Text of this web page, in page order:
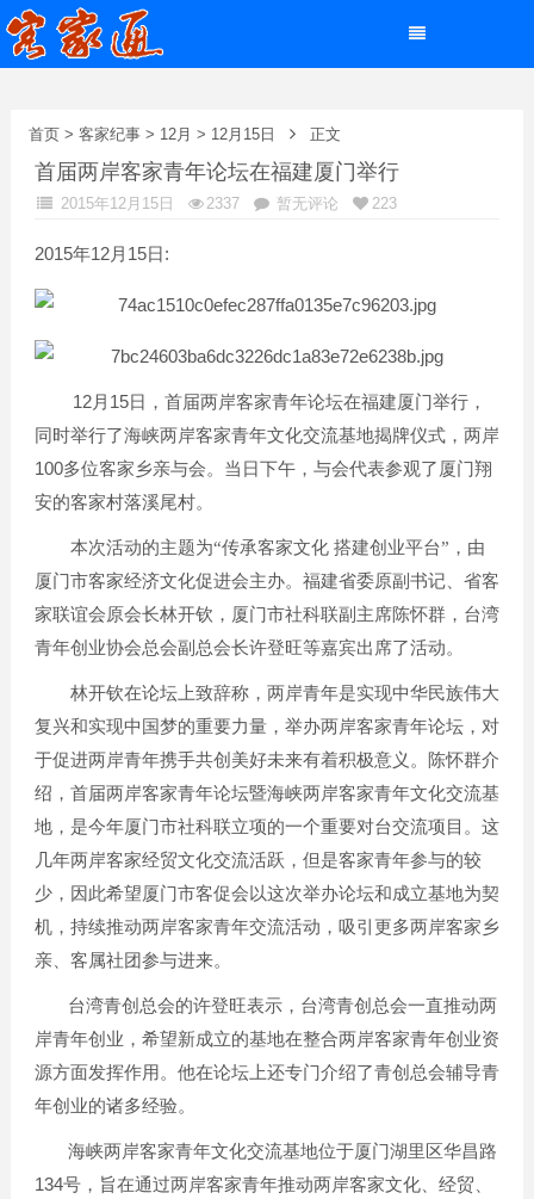
首页> 客家纪事> 12月 > 12月15日 正文
首届两岸客家青年论坛在福建厦门举行
2015年12月15日 2337 暂无评论 223
2015年12月15日:
12月 15日 ，首届两岸客家青年论坛在福建厦门举行，
同时举行了海峡两岸客家青年文化交流基地揭牌仪式，两岸
100多位客家乡亲与会。当日下午，与会代表参观了厦门翔
安的客家村落溪尾村。
本次活动的主题为“传承客家文化 搭建创业平台”，由
厦门市客家经济文化促进会主办。福建省委原副书记、省客
家联谊会原会长林开钦，厦门市社科联副主席陈怀群，台湾
青年创业协会总会副总会长许登旺等嘉宾出席了活动。
林开钦在论坛上致辞称，两岸青年是实现中华民族伟大
复兴和实现中国梦的重要力量，举办两岸客家青年论坛，对
于促进两岸青年携手共创美好未来有着积极意义。陈怀群介
绍，首届两岸客家青年论坛暨海峡两岸客家青年文化交流基
地，是今年厦门市社科联立项的一个重要对台交流项目。这
几年两岸客家经贸文化交流活跃，但是客家青年参与的较
少，因此希望厦门市客促会以这次举办论坛和成立基地为契
机，持续推动两岸客家青年交流活动，吸引更多两岸客家乡
亲、客属社团参与进来。
台湾青创总会的许登旺表示，台湾青创总会一直推动两
岸青年创业，希望新成立的基地在整合两岸客家青年创业资
源方面发挥作用。他在论坛上还专门介绍了青创总会辅导青
年创业的诸多经验。
海峡两岸客家青年文化交流基地位于厦门湖里区华昌路
134号，旨在通过两岸客家青年推动两岸客家文化、经贸、